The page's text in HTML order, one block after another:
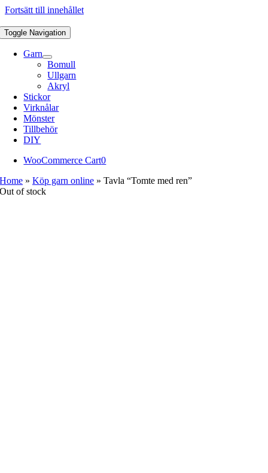
Fortsätt till innehållet
Toggle Navigation
Garn
Bomull
Ullgarn
Akryl
Stickor
Virknålar
Mönster
Tillbehör
DIY
WooCommerce Cart0
Home »Köp garn online »Tavla “Tomte med ren”
Out of stock